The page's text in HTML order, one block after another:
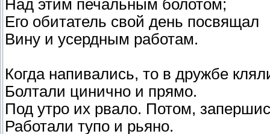
Над этим печальным болотом;
Его обитатель свой день посвящал
Вину и усердным работам.
Когда напивались, то в дружбе
Болтали цинично и прямо.
Под утро их рвало. Потом,
Работали тупо и рьяно.